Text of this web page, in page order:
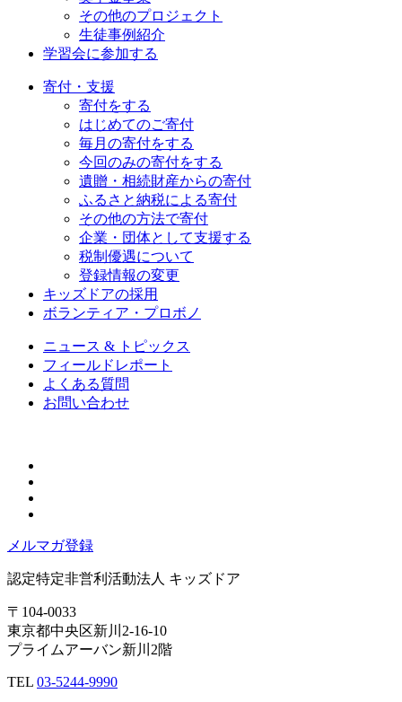
その他のプロジェクト
生徒事例紹介
学習会に参加する
寄付・支援
寄付をする
はじめてのご寄付
毎月の寄付をする
今回のみの寄付をする
遺贈・相続財産からの寄付
ふるさと納税による寄付
その他の方法で寄付
企業・団体として支援する
税制優遇について
登録情報の変更
キッズドアの採用
ボランティア・プロボノ
ニュース & トピックス
フィールドレポート
よくある質問
お問い合わせ
メルマガ登録
認定特定非営利活動法人 キッズドア
〒104-0033
東京都中央区新川2-16-10
プライムアーバン新川2階
TEL 03-5244-9990